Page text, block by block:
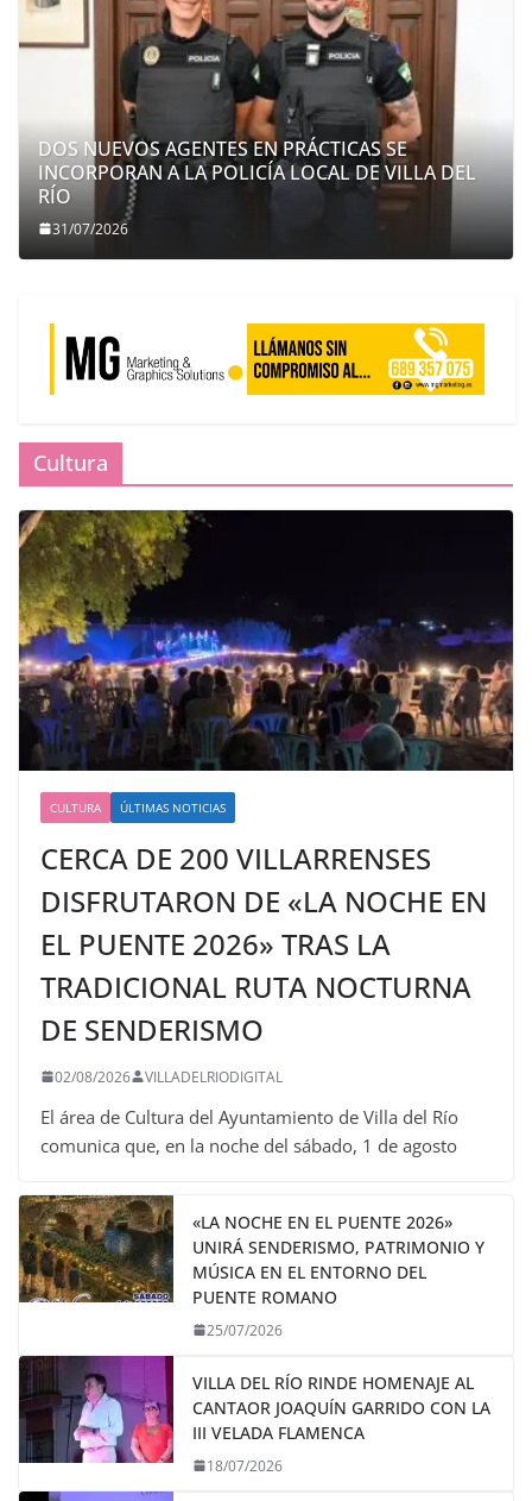
DOS NUEVOS AGENTES EN PRÁCTICAS SE
INCORPORAN A LA POLICÍA LOCAL DE VILLA DEL
RÍO
31/07/2026
Cultura
CULTURA ÚLTIMAS NOTICIAS
CERCA DE 200 VILLARRENSES
DISFRUTARON DE «LA NOCHE EN
EL PUENTE 2026» TRAS LA
TRADICIONAL RUTA NOCTURNA
DE SENDERISMO
02/08/2026 VILLADELRIODIGITAL
El área de Cultura del Ayuntamiento de Villa del Río
comunica que, en la noche del sábado, 1 de agosto
«LA NOCHE EN EL PUENTE 2026»
UNIRÁ SENDERISMO, PATRIMONIO Y
MÚSICA EN EL ENTORNO DEL
PUENTE ROMANO
25/07/2026
VILLA DEL RÍO RINDE HOMENAJE AL
CANTAOR JOAQUÍN GARRIDO CON LA
III VELADA FLAMENCA
18/07/2026